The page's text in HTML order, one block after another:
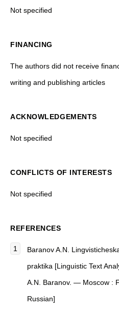
Not specified
FINANCING
The authors did not receive
writing and publishing articles
ACKNOWLEDGEMENTS
Not specified
CONFLICTS OF INTERESTS
Not specified
REFERENCES
Baranov A.N.
praktika [Linguistic Text
A.N. Baranov. — Moscow :
Russian]